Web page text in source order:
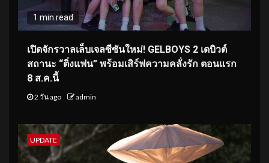
1 min read
เปิดจักรวาลเล็บเจลซีซันใหม่! GELBOYS 2 เดบิวต์
สถานะ “ติ่งแฟน” พร้อมเสิร์ฟความคลั่งรัก ตอนแรก
8 ส.ค.นี้
2 วัน ago admin
UPDATE